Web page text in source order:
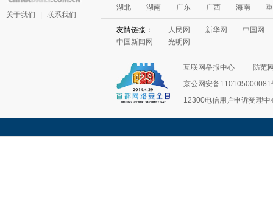
关于我们 联系我们
湖北
湖南 广东 广西 海南
友情链接： 人民网 新华网
中国网
中国新闻网
光明网
互联网举报中心
防范
京公网安备110105000081
12300电信用户申诉受理中